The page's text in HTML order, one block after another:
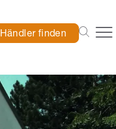
Händler finden